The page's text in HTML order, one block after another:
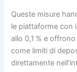
Queste misure
le piattaforme con
allo 0,1 % e
come limiti di
direttamente